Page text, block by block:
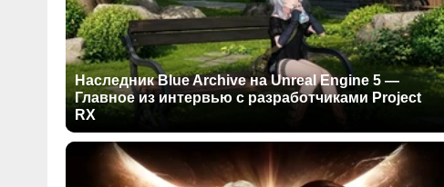
Наследник Blue Archive на Unreal Engine 5 —
Главное из интервью с разработчиками Project
RX